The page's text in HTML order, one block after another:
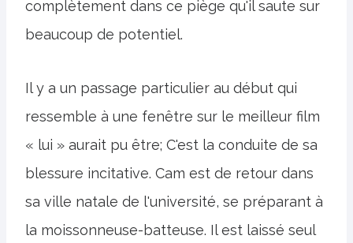
complètement dans ce piège qu'il saute sur
beaucoup de potentiel.
Il y a un passage particulier au début qui
ressemble à une fenêtre sur le meilleur film
« lui » aurait pu être; C'est la conduite de sa
blessure incitative. Cam est de retour dans
sa ville natale de l'université, se préparant à
la moissonneuse-batteuse. Il est laissé seul